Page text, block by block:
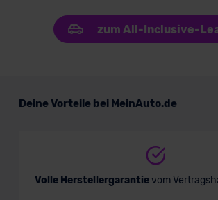
zum All-Inclusive-
Deine Vorteile bei MeinAuto.de
Volle Herstellergarantievom